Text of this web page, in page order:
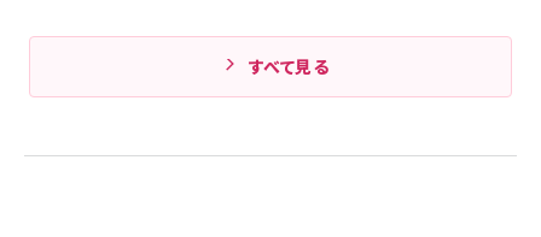
すべて見る